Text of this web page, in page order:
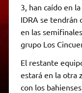
3, han caído en
IDRA se tendrán
en las
grupo Los
El restante
estará en la otra
con los